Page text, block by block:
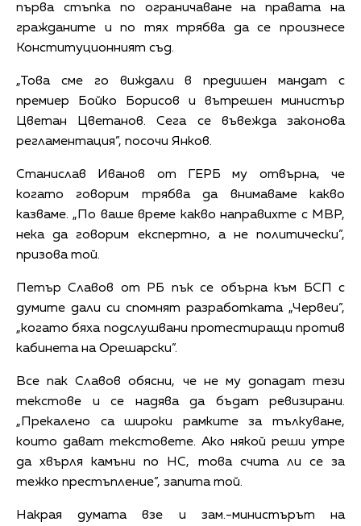
първа стъпка по ограничаване на правата на
гражданите и по тях трябва да се произнесе
Конституционният съд.
„Това сме го виждали в предишен мандат с
премиер Бойко Борисов и вътрешен министър
Цветан Цветанов. Сега се въвежда законова
регламентация”, посочи Янков.
Станислав Иванов от ГЕРБ му отвърна, че
когато говорим трябва да внимаваме какво
казваме. „По ваше време какво направихте с МВР,
нека да говорим експертно, а не политически”,
призова той.
Петър Славов от РБ пък се обърна към БСП с
думите дали си спомнят разработката „Червеи”,
„когато бяха подслушвани протестиращи против
кабинета на Орешарски”.
Все пак Славов обясни, че не му допадат тези
текстове и се надява да бъдат ревизирани.
„Прекалено са широки рамките за тълкуване,
които дават текстовете. Ако някой реши утре
да хвърля камъни по НС, това счита ли се за
тежко престъпление”, запита той.
Накрая думата взе и зам.-министърът на